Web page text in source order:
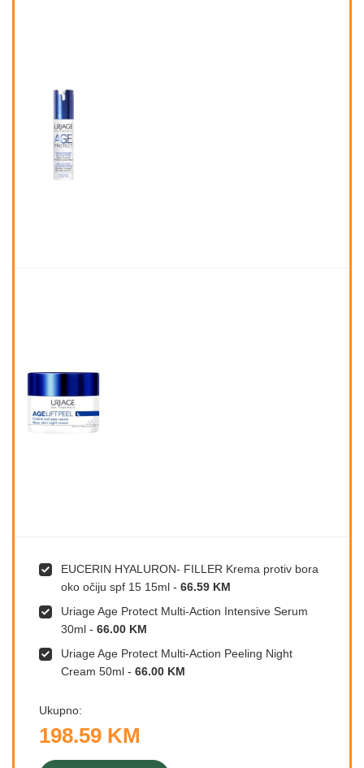
EUCERIN HYALURON- FILLER Krema protiv bora
oko očiju spf 15 15ml - 66.59 KM
Uriage Age Protect Multi-Action Intensive Serum
30ml - 66.00 KM
Uriage Age Protect Multi-Action Peeling Night
Cream 50ml - 66.00 KM
Ukupno:
198.59 KM